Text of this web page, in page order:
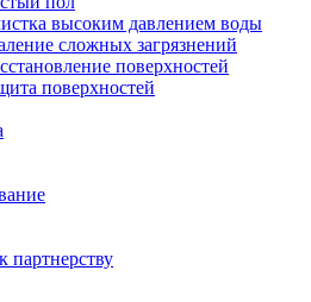
высоким давлением воды
сложных загрязнений
поверхностей
поверхностей
партнерству